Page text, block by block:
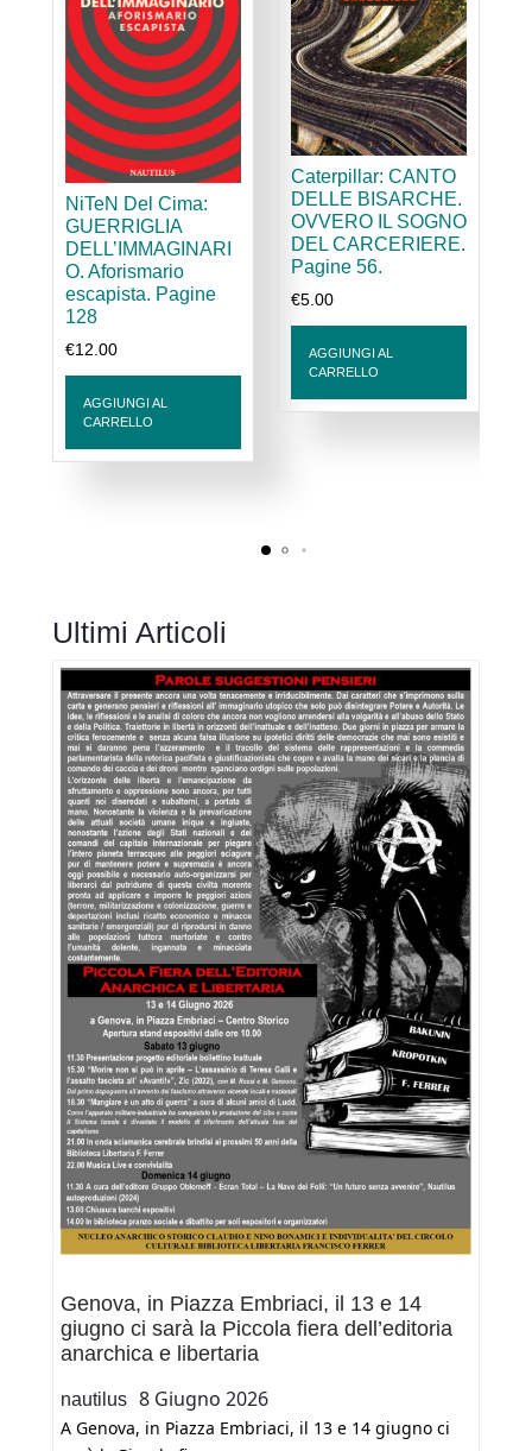
giugno
ci
sarà
la
Piccola
fiera
dell’editoria
anarchica
libertaria
NiTeN Del Cima:
GUERRIGLIA
DELL’IMMAGINARI
O. Aforismario
escapista. Pagine
128
€12.00
AGGIUNGI AL
CARRELLO
Caterpillar: CANTO
DELLE BISARCHE.
OVVERO IL SOGNO
DEL CARCERIERE.
Pagine 56.
€5.00
AGGIUNGI AL
CARRELLO
Ultimi Articoli
Genova, in Piazza Embriaci, il 13 e 14
giugno ci sarà la Piccola fiera dell’editoria
anarchica e libertaria
nautilus 8 Giugno 2026
A Genova, in Piazza Embriaci, il 13 e 14 giugno ci